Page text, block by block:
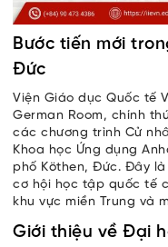
Bước tiến mới
Đức
Viện Giáo dục Quốc tế
German Room, chính
các chương trình Cử
Khoa học Ứng dụng
phố Köthen, Đức. Đây
cơ hội học tập quốc tế
khu vực miền Trung và
Giới thiệu về Đại